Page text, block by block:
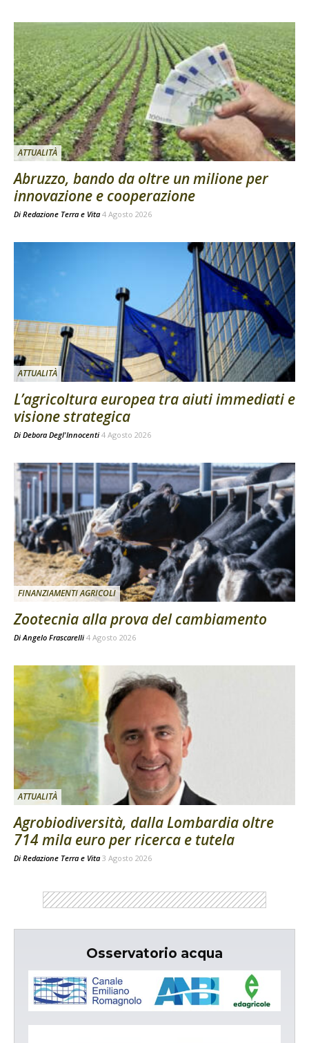
ATTUALITÀ
Abruzzo, bando da oltre un milione per
innovazione e cooperazione
Di Redazione Terra e Vita 4 Agosto 2026
ATTUALITÀ
L’agricoltura europea tra aiuti immediati e
visione strategica
Di Debora Degl'Innocenti 4 Agosto 2026
FINANZIAMENTI AGRICOLI
Zootecnia alla prova del cambiamento
DiAngelo Frascarelli 4 Agosto 2026
ATTUALITÀ
Agrobiodiversità, dalla Lombardia oltre
714 mila euro per ricerca e tutela
Di Redazione Terra e Vita 3 Agosto 2026
Osservatorio acqua